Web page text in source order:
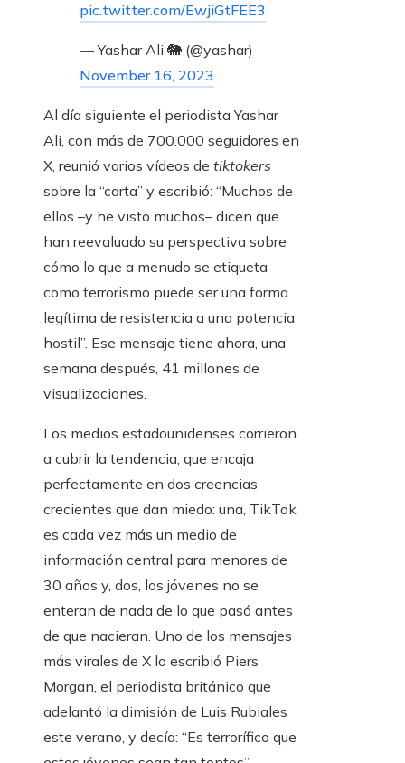
pic.twitter.com/EwjiGtFEE3
— Yashar Ali 🐘 (@yashar)
November 16, 2023
Al día siguiente el periodista Yashar
Ali, con más de 700.000 seguidores en
X, reunió varios vídeos de tiktokers
sobre la “carta” y escribió: “Muchos de
ellos –y he visto muchos– dicen que
han reevaluado su perspectiva sobre
cómo lo que a menudo se etiqueta
como terrorismo puede ser una forma
legítima de resistencia a una potencia
hostil”. Ese mensaje tiene ahora, una
semana después, 41 millones de
visualizaciones.
Los medios estadounidenses corrieron
a cubrir la tendencia, que encaja
perfectamente en dos creencias
crecientes que dan miedo: una, TikTok
es cada vez más un medio de
información central para menores de
30 años y, dos, los jóvenes no se
enteran de nada de lo que pasó antes
de que nacieran. Uno de los mensajes
más virales de X lo escribió Piers
Morgan, el periodista británico que
adelantó la dimisión de Luis Rubiales
este verano, y decía: “Es terrorífico que